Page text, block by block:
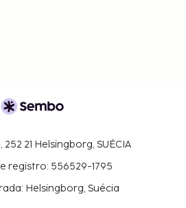
21 Helsingborg, SUÉCIA
registro: 556529-1795
Helsingborg, Suécia